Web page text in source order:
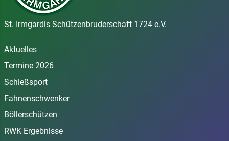
St. Irmgardis Schützenbruderschaft 1724 e.V.
Aktuelles
Termine 2026
Schießsport
Fahnenschwenker
Böllerschützen
RWK Ergebnisse